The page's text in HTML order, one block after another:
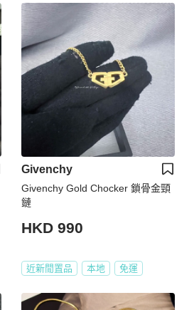
Givenchy
Givenchy Gold Chocker 鎖骨金頸
鏈
HKD 990
近新閒置品 本地 免運